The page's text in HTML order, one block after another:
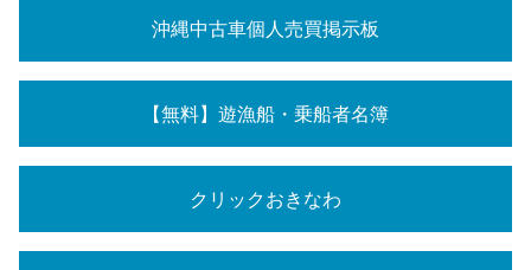
沖縄中古車個人売買掲示板
【無料】遊漁船・乗船者名簿
クリックおきなわ